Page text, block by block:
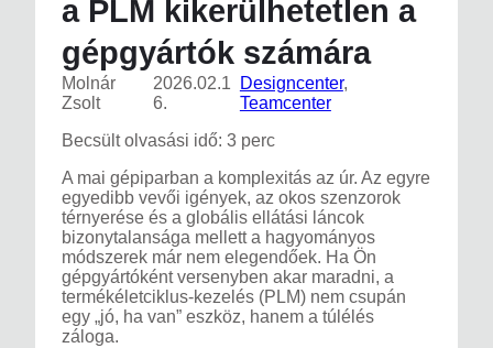
a PLM kikerülhetetlen a
gépgyártók számára
Molnár
Zsolt
2026.02.1
6.
Designcenter
Teamcenter
Becsült olvasási idő: 3 perc
A mai gépiparban a komplexitás az úr. Az egyre
egyedibb vevői igények, az okos szenzorok
térnyerése és a globális ellátási láncok
bizonytalansága mellett a hagyományos
módszerek már nem elegendőek. Ha Ön
gépgyártóként versenyben akar maradni, a
termékéletciklus-kezelés (PLM) nem csupán
egy „jó, ha van” eszköz, hanem a túlélés
záloga.